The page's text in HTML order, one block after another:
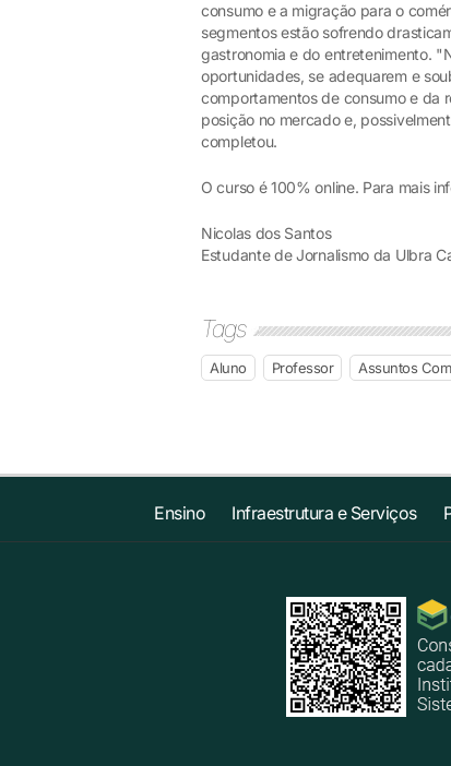
consumo e a migração para o
segmentos estão sofrendo
gastronomia e do entretenimento.
oportunidades, se adequarem e
comportamentos de consumo e da
posição no mercado e,
completou.
O curso é 100% online. Para mais
Nicolas dos Santos
Estudante de Jornalismo da Ulbra
Tags
Aluno Professor Assuntos
Ensino Infraestrutura e Serviços